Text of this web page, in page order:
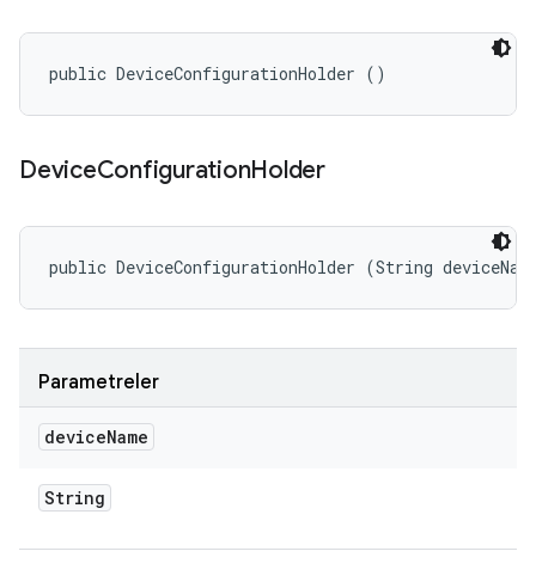
public DeviceConfigurationHolder ()
DeviceConfigurationHolder
public DeviceConfigurationHolder (String
Parametreler
deviceName
String